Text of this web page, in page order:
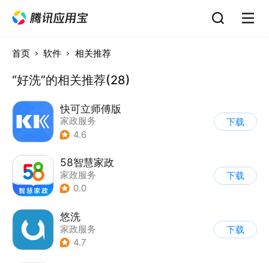
首页 软件 相关推荐
“好洗”的相关推荐(28)
快可立师傅版
家政服务
4.6
下载
58智慧家政
家政服务
0.0
下载
悠洗
家政服务
4.7
下载